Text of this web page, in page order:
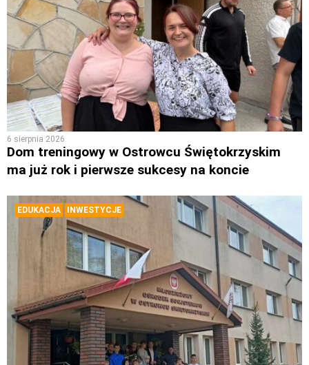
6 sierpnia 2026
Dom treningowy w Ostrowcu Świętokrzyskim
ma już rok i pierwsze sukcesy na koncie
EDUKACJA INWESTYCJE